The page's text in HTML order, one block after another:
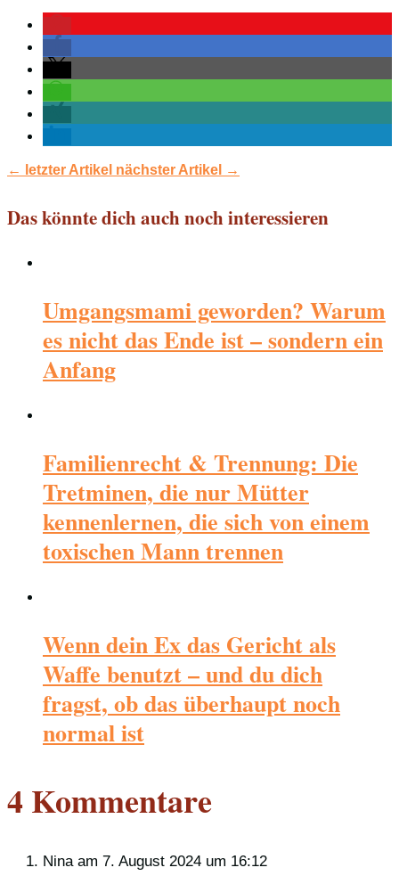
← letzter Artikel nächster Artikel →
Das könnte dich auch noch interessieren
Umgangsmami geworden? Warum
es nicht das Ende ist – sondern ein
Anfang
Familienrecht & Trennung: Die
Tretminen, die nur Mütter
kennenlernen, die sich von einem
toxischen Mann trennen
Wenn dein Ex das Gericht als
Waffe benutzt – und du dich
fragst, ob das überhaupt noch
normal ist
4 Kommentare
Nina am 7. August 2024 um 16:12